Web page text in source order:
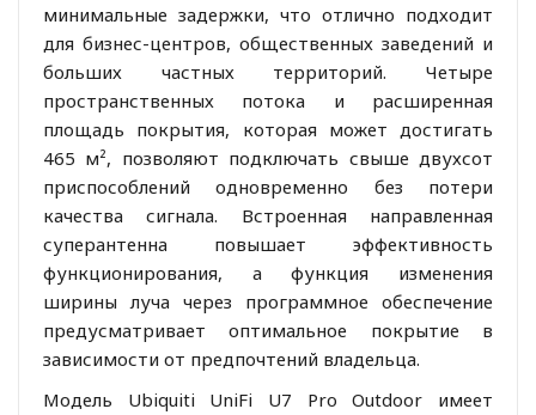
минимальные задержки, что отлично подходит
для бизнес-центров, общественных заведений и
больших частных территорий. Четыре
пространственных потока и расширенная
площадь покрытия, которая может достигать
465 м², позволяют подключать свыше двухсот
приспособлений одновременно без потери
качества сигнала. Встроенная направленная
суперантенна повышает эффективность
функционирования, а функция изменения
ширины луча через программное обеспечение
предусматривает оптимальное покрытие в
зависимости от предпочтений владельца.
Модель Ubiquiti UniFi U7 Pro Outdoor имеет